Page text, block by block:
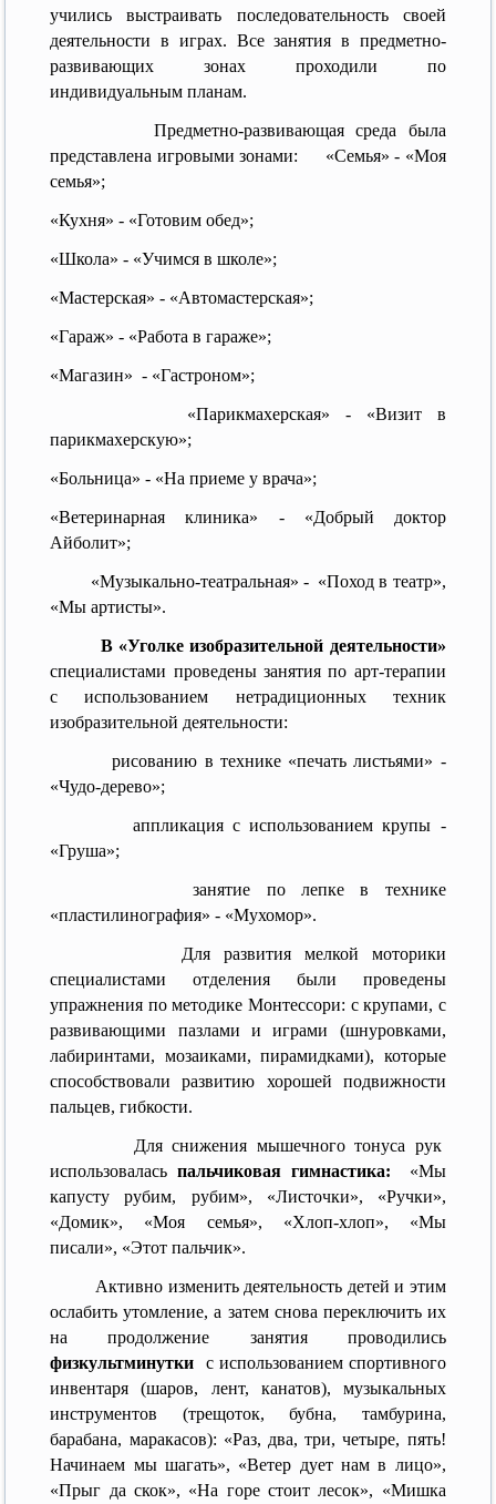
учились выстраивать последовательность своей
деятельности в играх. Все занятия в предметно-
развивающих зонах проходили по
индивидуальным планам.
Предметно-развивающая среда была
представлена игровыми зонами: «Семья» - «Моя
семья»;
«Кухня» - «Готовим обед»;
«Школа» - «Учимся в школе»;
«Мастерская» - «Автомастерская»;
«Гараж» - «Работа в гараже»;
«Магазин» - «Гастроном»;
«Парикмахерская» - «Визит в
парикмахерскую»;
«Больница» - «На приеме у врача»;
«Ветеринарная клиника» - «Добрый доктор
Айболит»;
«Музыкально-театральная» - «Поход в театр»,
«Мы артисты».
В «Уголке изобразительной деятельности»
специалистами проведены занятия по арт-терапии
с использованием нетрадиционных техник
изобразительной деятельности:
рисованию в технике «печать листьями» -
«Чудо-дерево»;
аппликация с использованием крупы -
«Груша»;
занятие по лепке в технике
«пластилинография» - «Мухомор».
Для развития мелкой моторики
специалистами отделения были проведены
упражнения по методике Монтессори: с крупами, с
развивающими пазлами и играми (шнуровками,
лабиринтами, мозаиками, пирамидками), которые
способствовали развитию хорошей подвижности
пальцев, гибкости.
Для снижения мышечного тонуса рук
использовалась пальчиковая гимнастика: «Мы
капусту рубим, рубим», «Листочки», «Ручки»,
«Домик», «Моя семья», «Хлоп-хлоп», «Мы
писали», «Этот пальчик».
Активно изменить деятельность детей и этим
ослабить утомление, а затем снова переключить их
на продолжение занятия проводились
физкультминутки
с использованием спортивного
инвентаря (шаров, лент, канатов), музыкальных
инструментов (трещоток, бубна, тамбурина,
барабана, маракасов): «Раз, два, три, четыре, пять!
Начинаем мы шагать», «Ветер дует нам в лицо»,
«Прыг да скок», «На горе стоит лесок», «Мишка